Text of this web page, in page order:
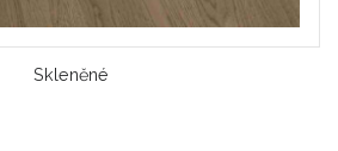
Skleněné